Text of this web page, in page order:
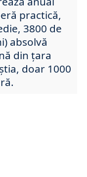
practică,
3800 de
absolvă
din țara
doar 1000